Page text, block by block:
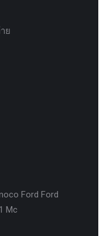
ย
Ford Ford
Mc